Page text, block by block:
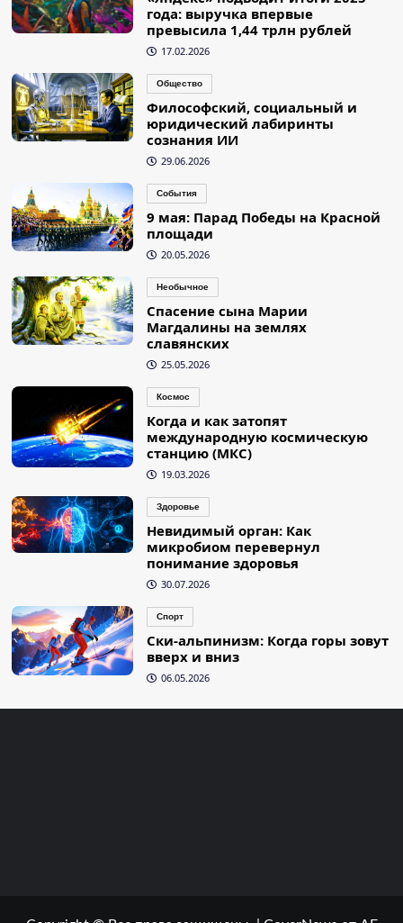
года: выручка впервые
превысила 1,44 трлн рублей
17.02.2026
Общество
Философский, социальный и
юридический лабиринты
сознания ИИ
29.06.2026
События
9 мая: Парад Победы на Красной
площади
20.05.2026
Необычное
Спасение сына Марии
Магдалины на землях
славянских
25.05.2026
Космос
Когда и как затопят
международную космическую
станцию (МКС)
19.03.2026
Здоровье
Невидимый орган: Как
микробиом перевернул
понимание здоровья
30.07.2026
Спорт
Ски-альпинизм: Когда горы зовут
вверх и вниз
06.05.2026